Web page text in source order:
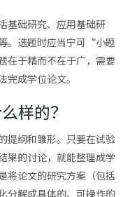
基础研究、应用基础研
。选题时应当宁可“小题
于精而不在于广，需要
成学位论文。
样的？
提纲和雏形。只要在试验
果的讨论，就能整理成学
将论文的研究方案（包括
分解成具体的、可操作的